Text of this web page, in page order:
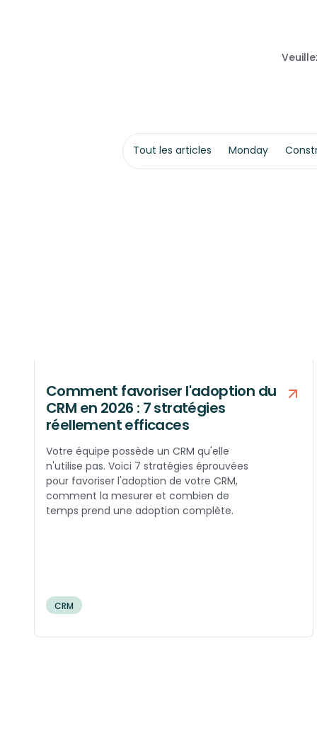
Tout les articles Monday
Comment favoriser l'adoption du
CRM en 2026 : 7 stratégies
réellement efficaces
Votre équipe possède un CRM qu'elle
n'utilise pas. Voici 7 stratégies éprouvées
pour favoriser l'adoption de votre CRM,
comment la mesurer et combien de
temps prend une adoption complète.
CRM